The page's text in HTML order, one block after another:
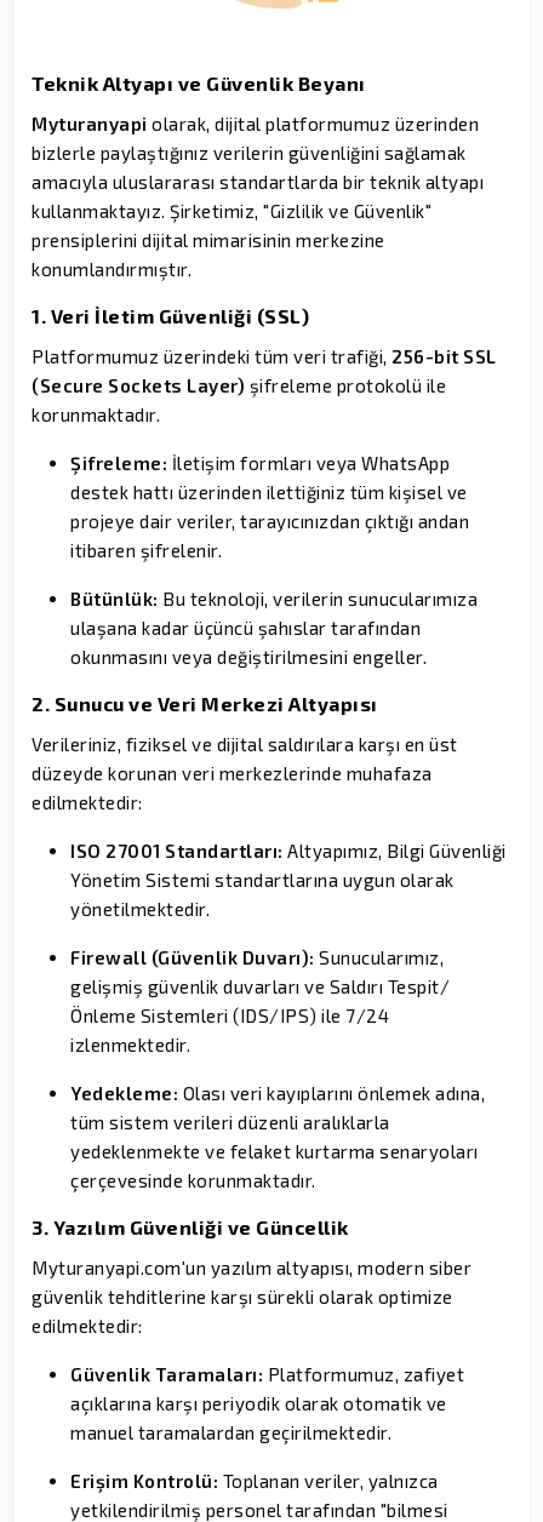
Teknik Altyapı ve Güvenlik Beyanı
Myturanyapi olarak, dijital platformumuz üzerinden
bizlerle paylaştığınız verilerin güvenliğini sağlamak
amacıyla uluslararası standartlarda bir teknik altyapı
kullanmaktayız. Şirketimiz, "Gizlilik ve Güvenlik"
prensiplerini dijital mimarisinin merkezine
konumlandırmıştır.
1. Veri İletim Güvenliği (SSL)
Platformumuz üzerindeki tüm veri trafiği, 256-bit SSL
(Secure Sockets Layer) şifreleme protokolü ile
korunmaktadır.
Şifreleme: İletişim formları veya WhatsApp
destek hattı üzerinden ilettiğiniz tüm kişisel ve
projeye dair veriler, tarayıcınızdan çıktığı andan
itibaren şifrelenir.
Bütünlük: Bu teknoloji, verilerin sunucularımıza
ulaşana kadar üçüncü şahıslar tarafından
okunmasını veya değiştirilmesini engeller.
2. Sunucu ve Veri Merkezi Altyapısı
Verileriniz, fiziksel ve dijital saldırılara karşı en üst
düzeyde korunan veri merkezlerinde muhafaza
edilmektedir:
ISO 27001 Standartları: Altyapımız, Bilgi Güvenliği
Yönetim Sistemi standartlarına uygun olarak
yönetilmektedir.
Firewall (Güvenlik Duvarı): Sunucularımız,
gelişmiş güvenlik duvarları ve Saldırı Tespit/
Önleme Sistemleri (IDS/IPS) ile 7/24
izlenmektedir.
Yedekleme: Olası veri kayıplarını önlemek adına,
tüm sistem verileri düzenli aralıklarla
yedeklenmekte ve felaket kurtarma senaryoları
çerçevesinde korunmaktadır.
3. Yazılım Güvenliği ve Güncellik
Myturanyapi.com'un yazılım altyapısı, modern siber
güvenlik tehditlerine karşı sürekli olarak optimize
edilmektedir:
Güvenlik Taramaları: Platformumuz, zafiyet
açıklarına karşı periyodik olarak otomatik ve
manuel taramalardan geçirilmektedir.
Erişim Kontrolü: Toplanan veriler, yalnızca
yetkilendirilmiş personel tarafından "bilmesi